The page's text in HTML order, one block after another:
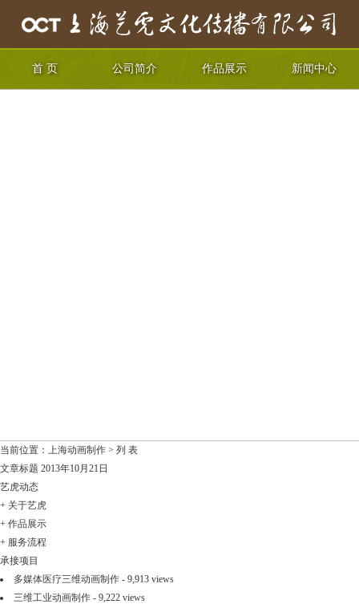
首 页 公司简介 作品展示 新闻中心
当前位置： 上海动画制作 > 列 表
文章标题 2013年10月21日
艺虎动态
+ 关于艺虎
+ 作品展示
+ 服务流程
承接项目
多媒体医疗三维动画制作 - 9,913 views
三维工业动画制作 - 9,222 views